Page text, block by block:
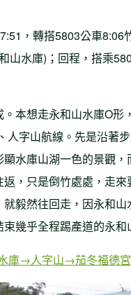
，轉搭5803公車8:06
山水庫)；回程，搭乘
本想走永和山水庫O形
人字山航線。先是沿著
水庫山湖一色的景觀
，只是倒竹處處，走
毅然往回走，因永和山
幾乎全程踢產道的永和
庫→人字山→茄冬福德